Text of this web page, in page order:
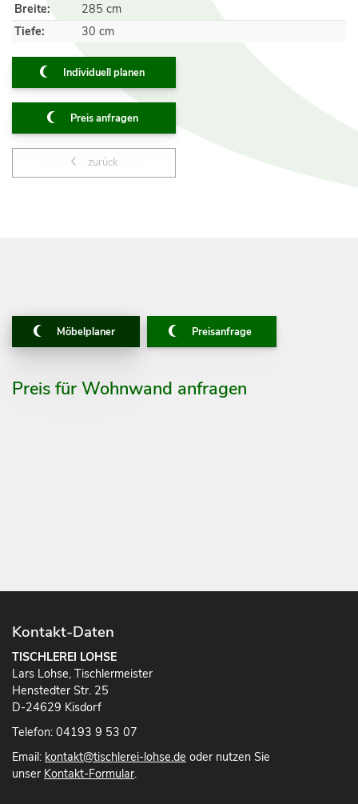
Breite:
285 cm
Tiefe:
30 cm
Individuell planen
Preis anfragen
zurück
Möbelplaner Preisanfrage
Preis für Wohnwand anfragen
Kontakt-Daten
TISCHLEREI LOHSE
Lars Lohse, Tischlermeister
Henstedter Str. 25
D-24629 Kisdorf
Telefon: 04193 9 53 07
Email: kontakt@tischlerei-lohse.de oder nutzen Sie
unser Kontakt-Formular.